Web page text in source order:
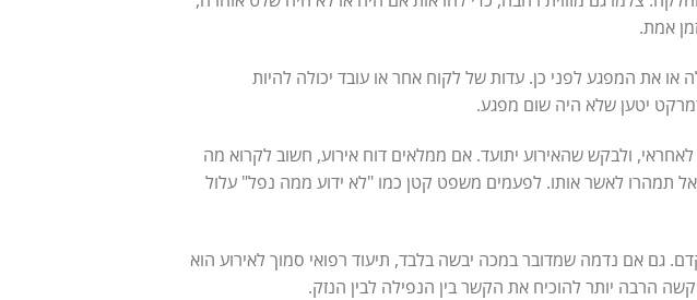
אמת.
את המפגע לפני כן. עדות של לקוח אחר או עובד יכולה להיות
יטען שלא היה שום מפגע.
ולבקש שהאירוע יתועד. אם ממלאים דוח אירוע, חשוב לקרוא מה
תמהרו לאשר אותו. לפעמים משפט קטן כמו "לא ידוע ממה נפל" עלול
גם אם נדמה שמדובר במכה יבשה בלבד, תיעוד רפואי סמוך לאירוע הוא
הרבה יותר להוכיח את הקשר בין הנפילה לבין הנזק.